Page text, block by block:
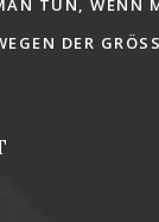
TUN, WENN
DER